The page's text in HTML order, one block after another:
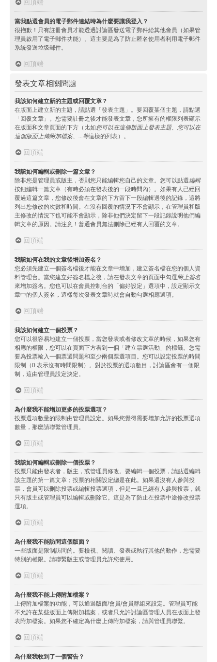
回頂端
當我點選會員的電子郵件連結時為什麼要讓我登入？
很抱歉！只有註冊會員才能透過討論區發送電子郵件給其他會員（如果管
理員啟用了電子郵件功能）。這主要是為了防止匿名使用者利用電子郵件
系統發送垃圾郵件。
回頂端
發表文章相關問題
我該如何建立新的主題或回覆文章？
在版面上建立新的主題，請點選「發表主題」。要回覆某個主題，請點選
「回覆文章」。您需要註冊之後才能發表文章，您所擁有的權限列表顯示
在版面和文章頁面的下方（比如您可以在這個版面上發表主題、您可以在
這個版面上傳附加檔案、...等這樣的列表）。
回頂端
我該如何編輯或刪除一篇文章？
除非您是管理員或版主，否則您只能編輯您自己的文章。您可以點選編輯
按鈕編輯一篇文章（有時必須在發表後的一段時間內）。如果有人已經回
覆過這篇文章，您修改後會在文章的下方留下一段編輯過後的記錄，這將
列出您修改的次數和時間。在沒有回覆的情況下不會顯示，在管理員和版
主修改的情況下也可能不會顯示，除非他們決定留下一段記錄說明他們編
輯文章的原因。請注意！普通會員無法刪除已經有人回覆的文章。
回頂端
我該如何在我的文章後增加簽名？
您必須先建立一個簽名檔後才能在文章中增加，建立簽名檔在您的個人資
料管理台。當您建立好簽名檔之後，請在發表文章的頁面中勾選附上簽名
來增加簽名。您也可以在會員控制台的「偏好設定」選項中，設定顯示文
章中的個人簽名，這樣每次發表文章時就會自動勾選相應選項。
回頂端
我該如何建立一個投票？
您可以很容易地建立一個投票，當您發表或者修改文章的時候，如果您有
相應的權限，您可以在頁面下方看到一個「建立票選活動」的標籤。您需
要為投票輸入一個票選問題和至少兩個票選項目。您可以設定投票的時間
限制（0 表示沒有時間限制）。對於投票的選項數目，討論區會有一個限
制，這由管理員設定決定。
回頂端
為什麼我不能增加更多的投票選項？
投票選項數量的限制由管理員設定。如果您覺得需要增加允許的投票選項
數量，那麼請聯繫管理員。
回頂端
我該如何編輯或刪除一個投票？
投票只能由發表者，版主，或管理員修改。要編輯一個投票，請點選編輯
該主題的第一篇文章；投票的相關設定總是在此。如果還沒有人參與投
票，會員可以刪除投票或編輯投票選項，但是一旦已經有人參與投票，就
只有版主或管理員可以編輯或刪除它。這是為了防止在投票中途修改投票
選項。
回頂端
為什麼我不能訪問這個版面？
一些版面是限制訪問的。要檢視、閱讀、發表或執行其他的動作，您需要
特別的權限。請聯繫版主或管理員允許您使用。
回頂端
為什麼我不能上傳附加檔案？
上傳附加檔案的功能，可以通過版面/會員/會員群組來設定。管理員可能
不允許在某些版面上傳附加檔案，或者只允許討論區管理人員在版面上發
表附加檔案。如果您不確定為什麼上傳附加檔案，請與管理員聯繫。
回頂端
為什麼我收到了一個警告？